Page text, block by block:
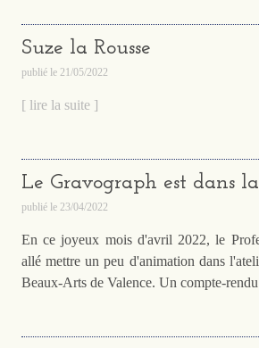
Suze la Rousse
publié le 21/05/2022
[ lire la suite ]
Le Gravograph est dans
publié le 23/04/2022
En ce joyeux mois d'avril 2022, le
allé mettre un peu d'animation dans
Beaux-Arts de Valence. Un compte-